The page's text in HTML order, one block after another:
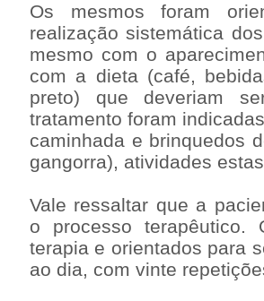
Os mesmos foram
realização sistemática
mesmo com o
com a dieta (café,
preto) que deveriam
tratamento foram
caminhada e brinquedos
gangorra), atividades
Vale ressaltar que a
o processo terapêutico.
terapia e orientados para
ao dia, com vinte